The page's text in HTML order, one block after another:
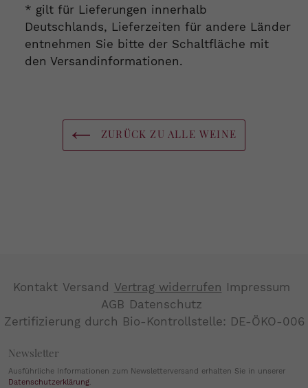
* gilt für Lieferungen innerhalb
Deutschlands, Lieferzeiten für andere Länder
entnehmen Sie bitte der Schaltfläche mit
den Versandinformationen.
ZURÜCK ZU ALLE WEINE
Kontakt Versand Vertrag widerrufen Impressum
AGB Datenschutz
Zertifizierung durch Bio-Kontrollstelle: DE-ÖKO-006
Newsletter
Ausführliche Informationen zum Newsletterversand erhalten Sie in unserer
Datenschutzerklärung.